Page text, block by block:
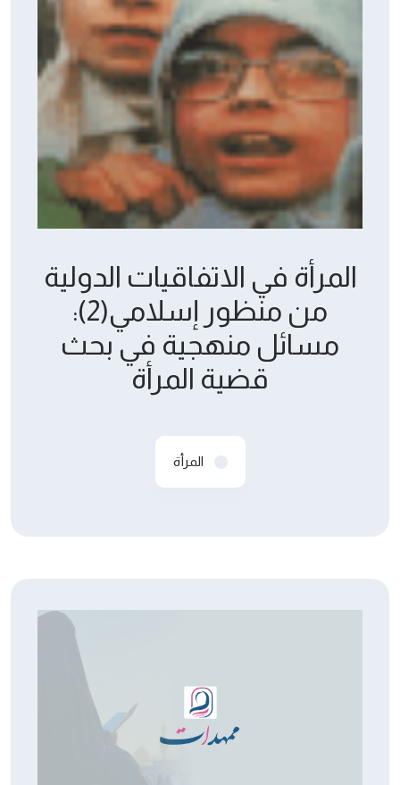
المرأة في الاتفاقيات الدولية
من منظور إسلامي(2):
مسائل منهجية في بحث
قضية المرأة
المرأة